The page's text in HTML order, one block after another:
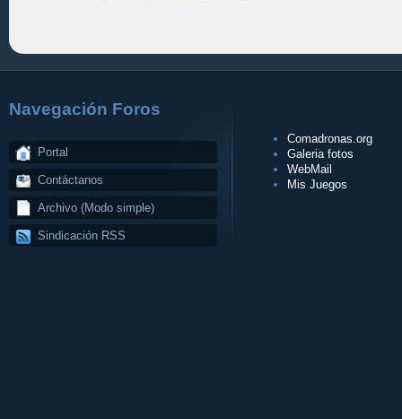
Navegación Foros
Portal
Contáctanos
Archivo (Modo simple)
Sindicación RSS
Comadronas.org
Galeria fotos
WebMail
Mis Juegos